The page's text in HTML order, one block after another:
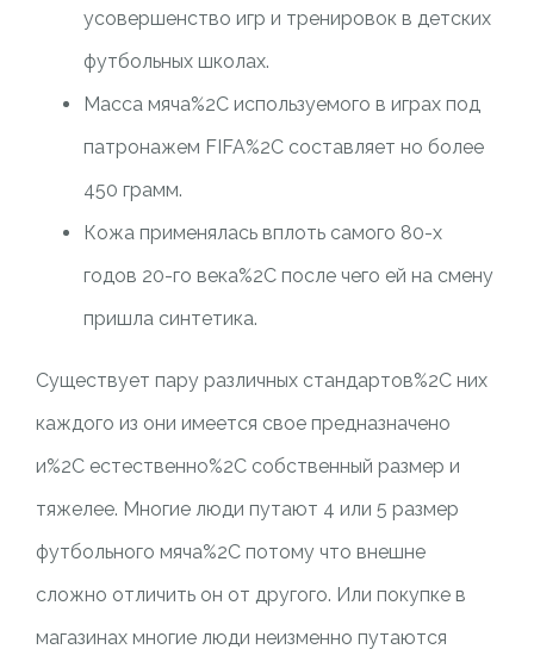
усовершенство игр и тренировок в детских
футбольных школах.
Масса мяча%2C используемого в играх под
патронажем FIFA%2C составляет но более
450 грамм.
Кожа применялась вплоть самого 80-х
годов 20-го века%2C после чего ей на смену
пришла синтетика.
Существует пару различных стандартов%2C них
каждого из они имеется свое предназначено
и%2C естественно%2C собственный размер и
тяжелее. Многие люди путают 4 или 5 размер
футбольного мяча%2C потому что внешне
сложно отличить он от другого. Или покупке в
магазинах многие люди неизменно путаются